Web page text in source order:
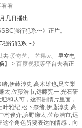
看看
几日播出
强行犯系〜》正片。
行犯系〜》
去 爱奇艺、 芒果tv、 星空电
】 > 百度视频等平台去看正
,伊藤淳史,高木雄也,足立梨
太,佐藤浩市,远藤宪一,光石研
和认可，这部剧情片里面，
雅纪,松下奈绪,伊藤淳史,高
村俊介,滨野谦太,佐藤浩市,远
个角色所要表达的情感，向